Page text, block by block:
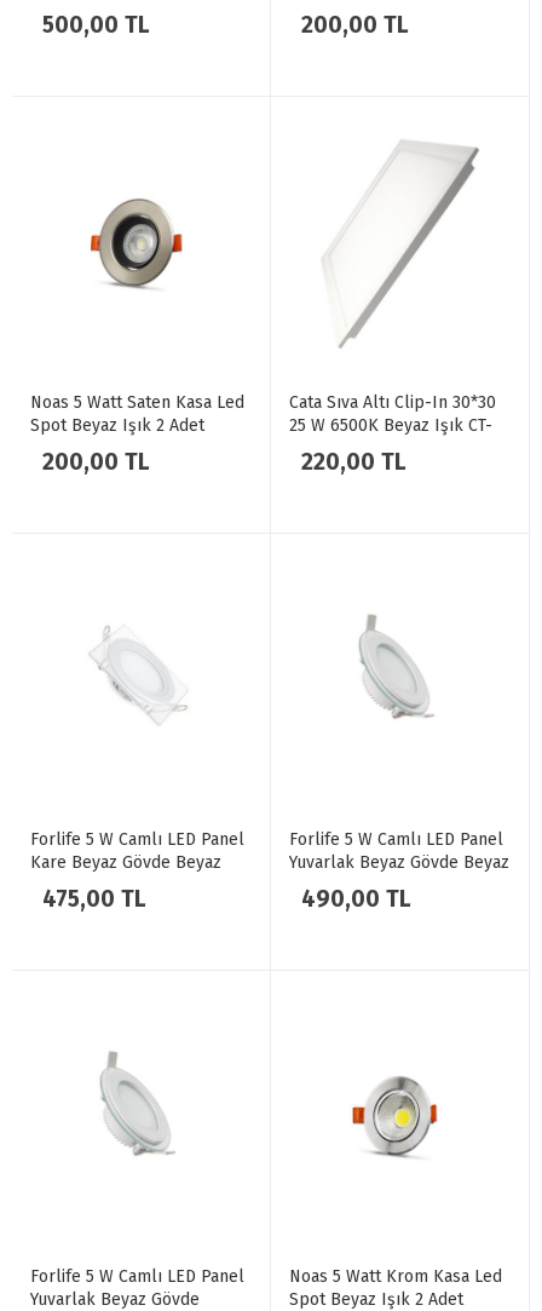
Kasası GU10 Duy 5 Adet
500,00 TL
Nemrut YL28-2502
200,00 TL
Noas 5 Watt Saten Kasa Led
Spot Beyaz Işık 2 Adet
Nemrut YL28-2501
200,00 TL
Cata Sıva Altı Clip-In 30*30
25 W 6500K Beyaz Işık CT-
5286
220,00 TL
Forlife 5 W Camlı LED Panel
Kare Beyaz Gövde Beyaz
Işık FL-2123 3 Adet
475,00 TL
Forlife 5 W Camlı LED Panel
Yuvarlak Beyaz Gövde Beyaz
Işık FL-2120 3 Adet
490,00 TL
Forlife 5 W Camlı LED Panel
Yuvarlak Beyaz Gövde
Noas 5 Watt Krom Kasa Led
Spot Beyaz Işık 2 Adet